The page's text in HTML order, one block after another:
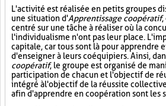
L'activité est réalisée en petits groupes
une situation d'Apprentissage coopératif,
centré sur une tâche à réaliser où la
l'individualisme n'ont pas leur place.
capitale, car tous sont là pour apprendre
d'enseigner à leurs coéquipiers. Ainsi,
coopératif, le groupe est organisé de
participation de chacun et l'objectif de
intégré à l'objectif de la réussite
afin d'apprendre en coopération sont les